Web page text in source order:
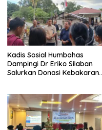
Kadis Sosial Humbahas
Dampingi Dr Eriko Silaban
Salurkan Donasi Kebakaran